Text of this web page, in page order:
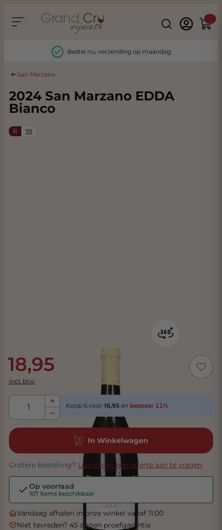
Search
Bestel nu, verzending op maandag
San Marzano
2024 San Marzano EDDA
Bianco
R 99
18,95
Incl. btw
Aantal
Koop 6 voor 16,95 en bespaar 11%
In Winkelwagen
Grotere bestelling? Log in om een offerte aan te vragen
Op voorraad
107 items beschikbaar
Vandaag afhalen in onze winkel vanaf 11:00
Niet tevreden? 45 dagen proefgarantie